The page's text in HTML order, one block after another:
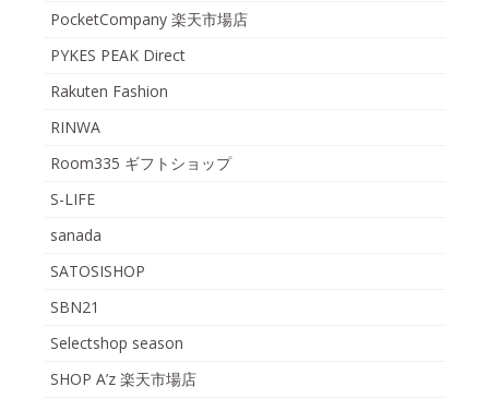
PocketCompany 楽天市場店
PYKES PEAK Direct
Rakuten Fashion
RINWA
Room335 ギフトショップ
S-LIFE
sanada
SATOSISHOP
SBN21
Selectshop season
SHOP A’z 楽天市場店